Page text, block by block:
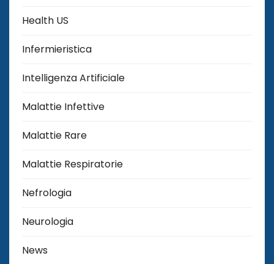
Health US
Infermieristica
Intelligenza Artificiale
Malattie Infettive
Malattie Rare
Malattie Respiratorie
Nefrologia
Neurologia
News